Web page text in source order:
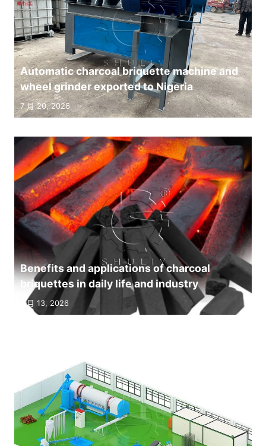
Automatic charcoal briquette machine and
wheel grinder exported to Nigeria
7 月 20, 2026
Benefits and applications of charcoal
briquettes in daily life and industry
7 月 13, 2026